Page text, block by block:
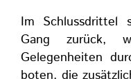
Im Schlussdrittel
Gang zurück,
Gelegenheiten
boten, die